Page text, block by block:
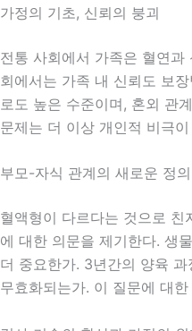
가정의 기초, 신뢰의 붕괴
전통 사회에서 가족은 혈연
회에서는 가족 내 신뢰도 보
로도 높은 수준이며, 혼외 관
문제는 더 이상 개인적 비극
부모-자식 관계의 새로운 정의
혈액형이 다르다는 것으로
에 대한 의문을 제기한다. 생
더 중요한가. 3년간의 양육
무효화되는가. 이 질문에 대